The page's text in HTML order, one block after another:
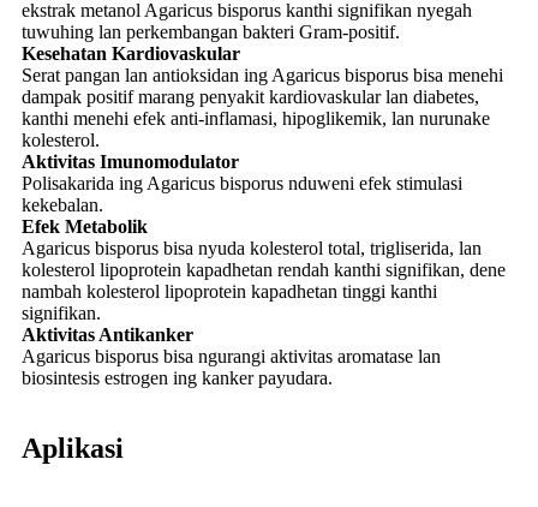
ekstrak metanol Agaricus bisporus kanthi signifikan nyegah
tuwuhing lan perkembangan bakteri Gram-positif.
Kesehatan Kardiovaskular
Serat pangan lan antioksidan ing Agaricus bisporus bisa menehi
dampak positif marang penyakit kardiovaskular lan diabetes,
kanthi menehi efek anti-inflamasi, hipoglikemik, lan nurunake
kolesterol.
Aktivitas Imunomodulator
Polisakarida ing Agaricus bisporus nduweni efek stimulasi
kekebalan.
Efek Metabolik
Agaricus bisporus bisa nyuda kolesterol total, trigliserida, lan
kolesterol lipoprotein kapadhetan rendah kanthi signifikan, dene
nambah kolesterol lipoprotein kapadhetan tinggi kanthi
signifikan.
Aktivitas Antikanker
Agaricus bisporus bisa ngurangi aktivitas aromatase lan
biosintesis estrogen ing kanker payudara.
Aplikasi